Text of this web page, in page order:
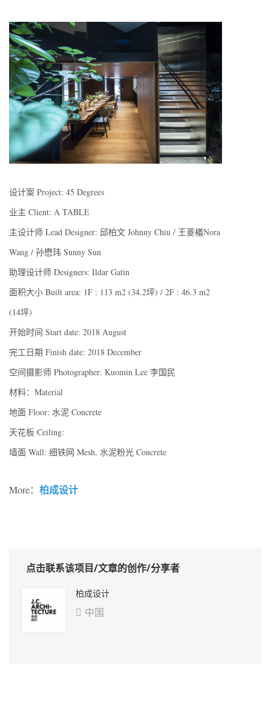
设计案 Project: 45 Degrees
业主 Client: A TABLE
主设计师 Lead Designer: 邱柏文 Johnny Chiu / 王菱檥Nora
Wang / 孙懋玮 Sunny Sun
助理设计师 Designers: Ildar Gatin
面积大小 Built area: 1F : 113 m2 (34.2坪) / 2F : 46.3 m2
(14坪)
开始时间 Start date: 2018 August
完工日期 Finish date: 2018 December
空间摄影师 Photographer: Kuomin Lee 李国民
材料：Material
地面 Floor: 水泥 Concrete
天花板 Ceiling:
墙面 Wall: 细铁网 Mesh, 水泥粉光 Concrete
More： 柏成设计
点击联系该项目/文章的创作/分享者
柏成设计
 中国